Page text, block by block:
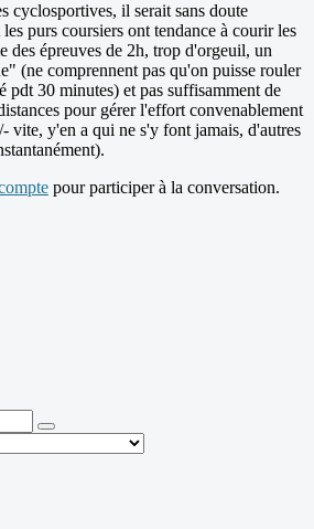
cyclosportives, il serait sans doute
purs coursiers ont tendance à courir les
des épreuves de 2h, trop d'orgeuil, un
(ne comprennent pas qu'on puisse rouler
pdt 30 minutes) et pas suffisamment de
pour gérer l'effort convenablement
vite, y'en a qui ne s'y font jamais, d'autres
pour participer à la conversation.